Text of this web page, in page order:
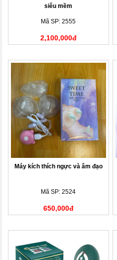
siêu mềm
Mã SP: 2555
2,100,000đ
Máy kích thích ngực và âm đạo
Mã SP: 2524
650,000đ